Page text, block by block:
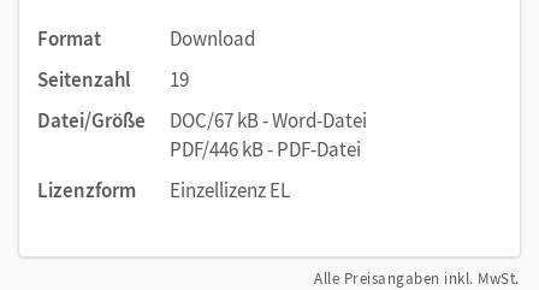
Format
Download
Seitenzahl
19
Datei/Größe
DOC/67 kB - Word-Datei
PDF/446 kB - PDF-Datei
Lizenzform
Einzellizenz EL
Alle Preisangaben inkl. MwSt.